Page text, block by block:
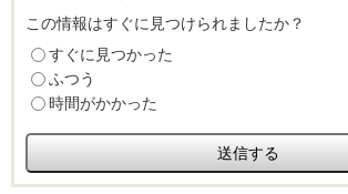
この情報はすぐに見つけられましたか？
すぐに見つかった
ふつう
時間がかかった